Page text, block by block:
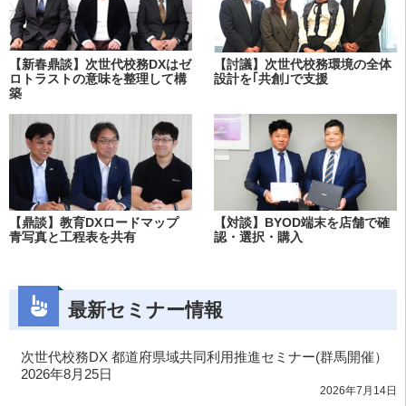
【新春鼎談】次世代校務DXはゼ
ロトラストの意味を整理して構
築
【討議】次世代校務環境の全体
設計を｢共創｣で支援
【鼎談】教育DXロードマップ
青写真と工程表を共有
【対談】BYOD端末を店舗で確
認・選択・購入
最新セミナー情報
次世代校務DX 都道府県域共同利用推進セミナー(群馬開催）
2026年8月25日
2026年7月14日